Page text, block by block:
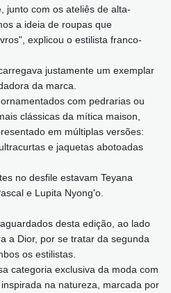
junto com os ateliês de alta-
a ideia de roupas que
explicou o estilista franco-
justamente um exemplar
da marca.
com pedrarias ou
clássicas da mítica maison,
em múltiplas versões:
e jaquetas abotoadas
no desfile estavam Teyana
e Lupita Nyong'o.
desta edição, ao lado
a Dior, por se tratar da segunda
os estilistas.
categoria exclusiva da moda com
na natureza, marcada por